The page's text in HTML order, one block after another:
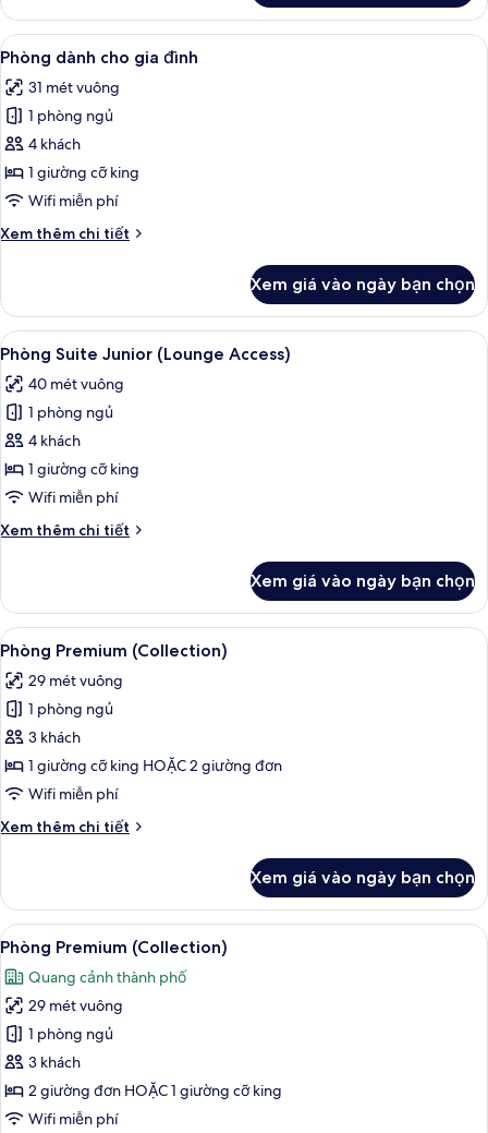
Phòng
(Collection)
Xem
tất
cả
ảnh
Phòng
dành
cho
đình
Phòng dành cho gia đình | Bộ đồ
10
Phòng dành cho gia đình
31 mét vuông
1 phòng ngủ
4 khách
1 giường cỡ king
Wifi miễn phí
Xem thêm chi tiết
Chi
Phòng
dành
cho
đình
Xem giá vào ngày bạn chọn
Xem
tất
cả
ảnh
Phòng
Suite
Junior
Access)
Phòng Suite Junior (Lounge
11
Phòng Suite Junior (Lounge Access)
40 mét vuông
1 phòng ngủ
4 khách
1 giường cỡ king
Wifi miễn phí
Xem thêm chi tiết
Chi
Phòng
Suite
Junior
(Lounge
Access)
Xem giá vào ngày bạn chọn
Xem
tất
cả
ảnh
Phòng
Premium
(Collection)
Bộ đồ giường kháng dị ứng, két bảo
10
Phòng Premium (Collection)
29 mét vuông
1 phòng ngủ
3 khách
1 giường cỡ king HOẶC 2 giường đơn
Wifi miễn phí
Xem thêm chi tiết
Chi
Phòng
Premium
(Collection)
Xem giá vào ngày bạn chọn
Xem
tất
cả
ảnh
Phòng
Premium
(Collection)
Bộ đồ giường kháng dị ứng, két bảo
11
Phòng Premium (Collection)
Quang cảnh thành phố
29 mét vuông
1 phòng ngủ
3 khách
2 giường đơn HOẶC 1 giường cỡ king
Wifi miễn phí